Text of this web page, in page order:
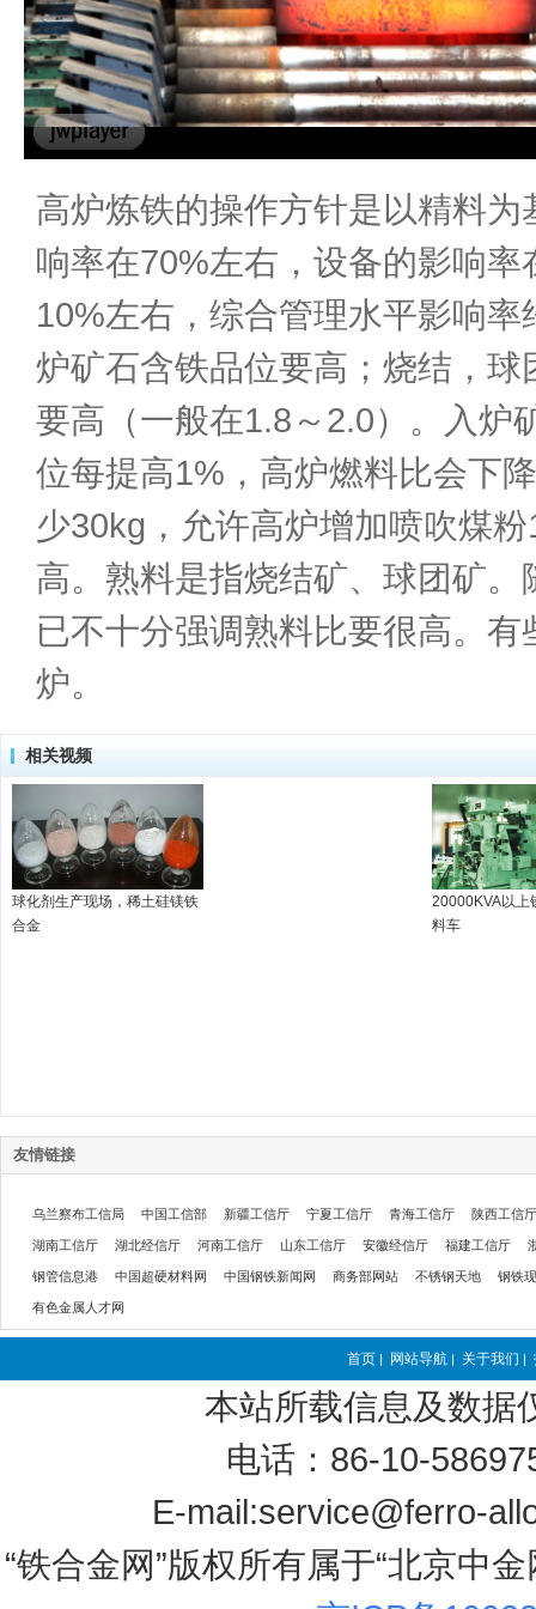
高炉炼铁的操作方针是以精料
响率在70%左右，设备的影响
10%左右，综合管理水平影响率
炉矿石含铁品位要高；烧结，
要高（一般在1.8～2.0）。入炉
位每提高1%，高炉燃料比会下
少30kg，允许高炉增加喷吹煤
高。熟料是指烧结矿、球团矿
已不十分强调熟料比要很高。
炉。
相关视频
球化剂生产现场，稀土硅镁铁
合金
20000KVA以上
料车
友情链接
乌兰察布工信局 中国工信部 新疆工信厅 宁夏工信厅 青海工信厅 陕西工信厅
湖南工信厅 湖北经信厅 河南工信厅 山东工信厅 安徽经信厅 福建工信厅
钢管信息港 中国超硬材料网 中国钢铁新闻网 商务部网站 不锈钢天地 钢铁
有色金属人才网
首页 | 网站导航 | 关于我们 |
本站所载信息及数
电话：86-10-
E-mail:service@ferro-
“铁合金网”版权所有属于“北京中